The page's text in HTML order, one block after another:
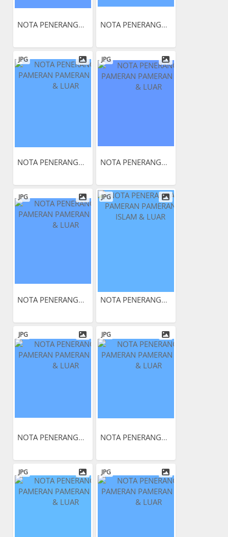
NOTA PENERANGAN PAMERAN... NOTA PENERANGAN PAMERAN...
JPG
NOTA PENERANGAN PAMERAN...
JPG
NOTA PENERANGAN PAMERAN...
JPG
NOTA PENERANGAN PAMERAN...
JPG
NOTA PENERANGAN PAMERAN...
JPG
NOTA PENERANGAN PAMERAN...
JPG
NOTA PENERANGAN PAMERAN...
JPG JPG